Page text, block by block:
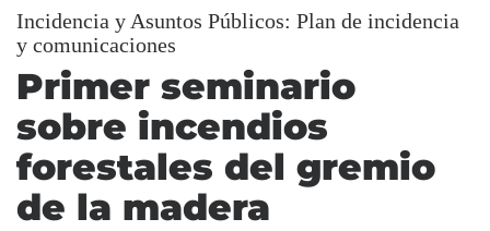
Incidencia y Asuntos Públicos: Plan de incidencia
y comunicaciones
Primer seminario
sobre incendios
forestales del gremio
de la madera